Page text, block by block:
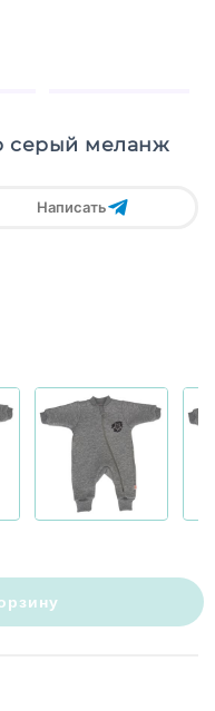
серый меланж
Написать